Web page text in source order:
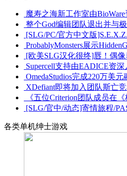
魔寿之海新工作室由
整个God编辑团队退出并与
[SLG/PC/官方中文版
ProbablyMonsters展示
[欧美SLG汉化很终]唇！偶
Supercell支持由EADICE资
OmedaStudios完成220万美
XDefiant即将加入团队斯亡
《五位Criterion团队成员在
[SLG/官中/动态]寄情旅程/
各类单机绅士游戏